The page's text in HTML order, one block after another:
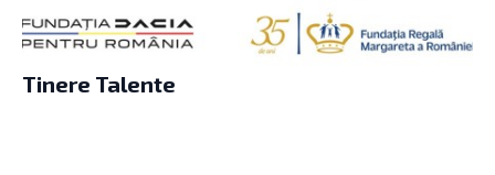
Tinere Talente